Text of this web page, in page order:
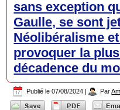
sans exception
Gaulle, se sont
Néolibéralisme
provoquer la
décadence du
Publié le 07/08/2024 | Par